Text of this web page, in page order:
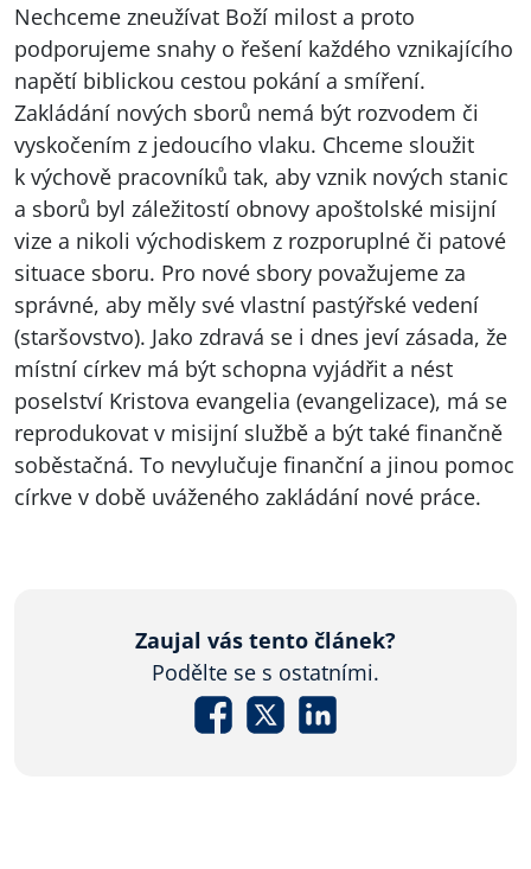
Nechceme zneužívat Boží milost a proto
podporujeme snahy o řešení každého vznikajícího
napětí biblickou cestou pokání a smíření.
Zakládání nových sborů nemá být rozvodem či
vyskočením z jedoucího vlaku. Chceme sloužit
k výchově pracovníků tak, aby vznik nových stanic
a sborů byl záležitostí obnovy apoštolské misijní
vize a nikoli východiskem z rozporuplné či patové
situace sboru. Pro nové sbory považujeme za
správné, aby měly své vlastní pastýřské vedení
(staršovstvo). Jako zdravá se i dnes jeví zásada, že
místní církev má být schopna vyjádřit a nést
poselství Kristova evangelia (evangelizace), má se
reprodukovat v misijní službě a být také finančně
soběstačná. To nevylučuje finanční a jinou pomoc
církve v době uváženého zakládání nové práce.
Zaujal vás tento článek?
Podělte se s ostatními.